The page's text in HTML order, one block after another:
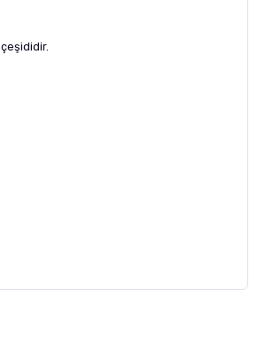
çeşididir.